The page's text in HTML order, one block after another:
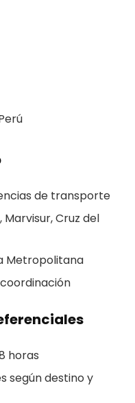
de transporte
Marvisur, Cruz del
Metropolitana
horas
según destino y